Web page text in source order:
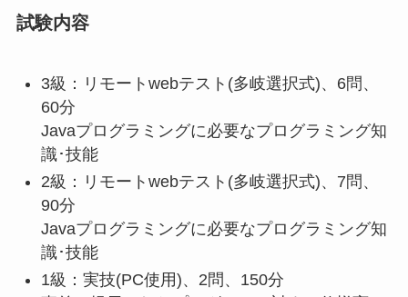
試験内容
3級：リモートwebテスト(多岐選択式)、6問、
60分
Javaプログラミングに必要なプログラミング知
識･技能
2級：リモートwebテスト(多岐選択式)、7問、
90分
Javaプログラミングに必要なプログラミング知
識･技能
1級：実技(PC使用)、2問、150分